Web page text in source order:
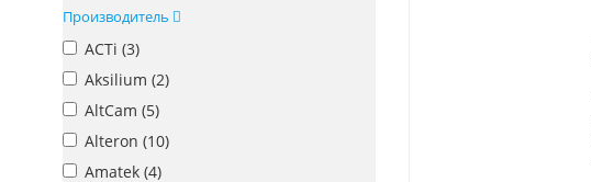
Производитель
ACTi (3)
Aksilium (2)
AltCam (5)
Alteron (10)
Amatek (4)